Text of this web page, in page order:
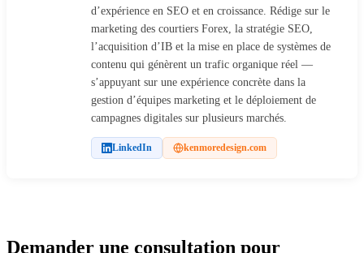
d’expérience en SEO et en croissance. Rédige sur le
marketing des courtiers Forex, la stratégie SEO,
l’acquisition d’IB et la mise en place de systèmes de
contenu qui génèrent un trafic organique réel —
s’appuyant sur une expérience concrète dans la
gestion d’équipes marketing et le déploiement de
campagnes digitales sur plusieurs marchés.
LinkedIn kenmoredesign.com
Demander une consultation pour